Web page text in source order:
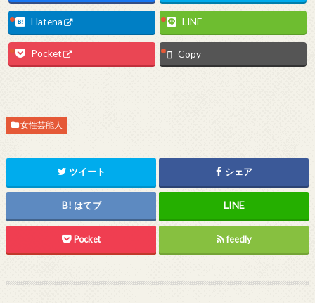
Hatena LINE
Pocket Copy
女性芸能人
ツイート シェア
はてブ
Pocket feedly